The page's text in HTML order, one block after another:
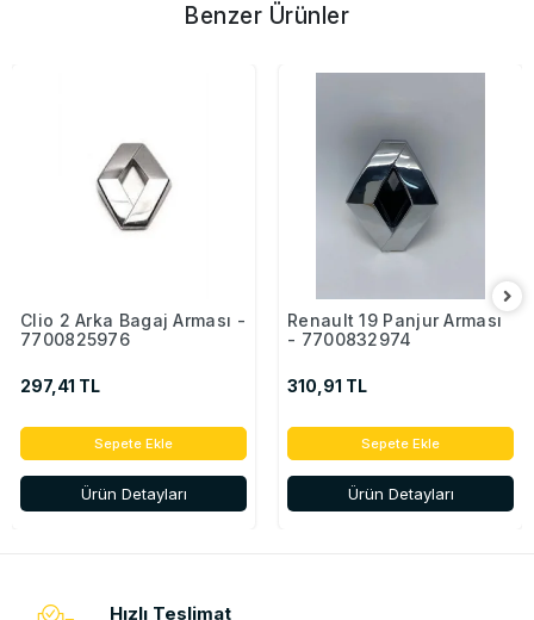
Benzer Ürünler
Clio 2 Arka Bagaj Arması -
7700825976
297,41 TL
Sepete Ekle
Ürün Detayları
Renault 19 Panjur Arması
- 7700832974
310,91 TL
Sepete Ekle
Ürün Detayları
Hızlı Teslimat